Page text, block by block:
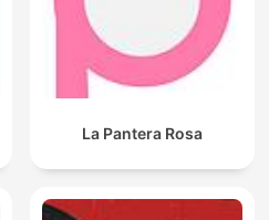
La Pantera Rosa